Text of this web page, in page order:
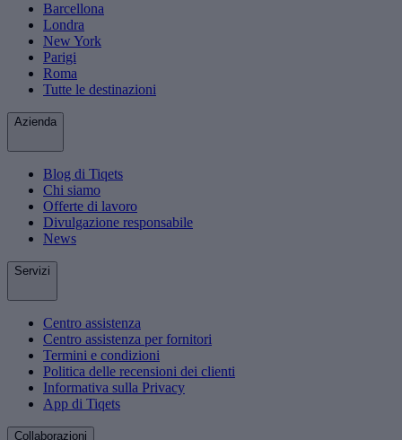
Barcellona
Londra
New York
Parigi
Roma
Tutte le destinazioni
Azienda
Blog di Tiqets
Chi siamo
Offerte di lavoro
Divulgazione responsabile
News
Servizi
Centro assistenza
Centro assistenza per fornitori
Termini e condizioni
Politica delle recensioni dei clienti
Informativa sulla Privacy
App di Tiqets
Collaborazioni